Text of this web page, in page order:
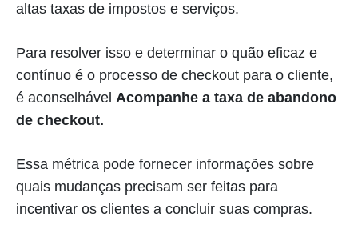
altas taxas de impostos e serviços.
Para resolver isso e determinar o quão eficaz e
contínuo é o processo de checkout para o cliente,
é aconselhável Acompanhe a taxa de abandono
de checkout.
Essa métrica pode fornecer informações sobre
quais mudanças precisam ser feitas para
incentivar os clientes a concluir suas compras.